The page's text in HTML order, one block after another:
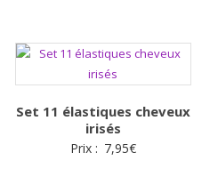
Set 11 élastiques cheveux
irisés
Prix : 7,95€